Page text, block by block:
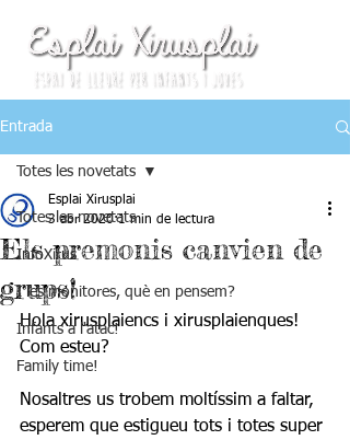
Entrada
Totes les novetats
InfoXirus
I les monitores, què en pensem?
Infants a l'atac!
Family time!
Totes les novetats
Els premonis canvien de
grups!
Esplai Xirusplai
3 abr 2020 1 min de lectura
Hola xirusplaiencs i xirusplaienques!
Com esteu?
Nosaltres us trobem moltíssim a faltar,
esperem que estigueu tots i totes super